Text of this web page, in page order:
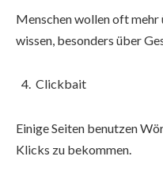
Menschen wollen oft mehr
wissen, besonders über
Clickbait
Einige Seiten benutzen
Klicks zu bekommen.